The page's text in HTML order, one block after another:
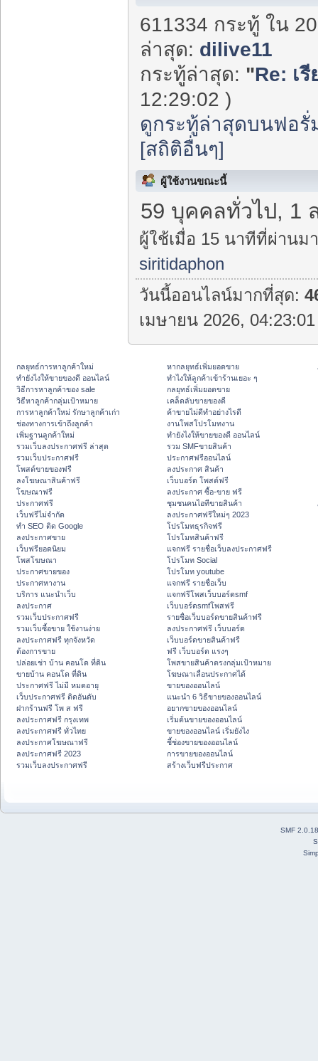
611334 กระทู้ ใน
ล่าสุด: dilive11
กระทู้ล่าสุด: "Re: เ
12:29:02 )
ดูกระทู้ล่าสุดบนฟอรั่
[สถิติอื่นๆ]
ผู้ใช้งานขณะนี้
59 บุคคลทั่วไป, 1
ผู้ใช้เมื่อ 15 นาทีที่ผ่านม
siritidaphon
วันนี้ออนไลน์มากที่สุด:
เมษายน 2026,
กลยุทธ์การหาลูกค้าใหม่
ทํายังไงให้ขายของดี ออนไลน์
วิธีการหาลูกค้าของ sale
วิธีหาลูกค้ากลุ่มเป้าหมาย
การหาลูกค้าใหม่ รักษาลูกค้าเก่า
ช่องทางการเข้าถึงลูกค้า
เพิ่มฐานลูกค้าใหม่
รวมเว็บลงประกาศฟรี ล่าสุด
รวมเว็บประกาศฟรี
โพสต์ขายของฟรี
ลงโฆษณาสินค้าฟรี
โฆษณาฟรี
ประกาศฟรี
เว็บฟรีไม่จำกัด
ทำ SEO ติด Google
ลงประกาศขาย
เว็บฟรียอดนิยม
โพสโฆษณา
ประกาศขายของ
ประกาศหางาน
บริการ แนะนำเว็บ
ลงประกาศ
รวมเว็บประกาศฟรี
รวมเว็บซื้อขาย ใช้งานง่าย
ลงประกาศฟรี ทุกจังหวัด
ต้องการขาย
ปล่อยเช่า บ้าน คอนโด ที่ดิน
ขายบ้าน คอนโด ที่ดิน
ประกาศฟรี ไม่มี หมดอายุ
เว็บประกาศฟรี ติดอันดับ
ฝากร้านฟรี โพ ส ฟรี
ลงประกาศฟรี กรุงเทพ
ลงประกาศฟรี ทั่วไทย
ลงประกาศโฆษณาฟรี
ลงประกาศฟรี 2023
รวมเว็บลงประกาศฟรี
หากลยุทธ์เพิ่มยอดขาย
ทําไงให้ลูกค้าเข้าร้านเยอะ ๆ
กลยุทธ์เพิ่มยอดขาย
เคล็ดลับขายของดี
ค้าขายไม่ดีทำอย่างไรดี
งานโพสโปรโมทงาน
ทํายังไงให้ขายของดี ออนไลน์
รวม SMFขายสินค้า
ประกาศฟรีออนไลน์
ลงประกาศ สินค้า
เว็บบอร์ด โพสต์ฟรี
ลงประกาศ ซื้อ-ขาย ฟรี
ชุมชนคนไอทีขายสินค้า
ลงประกาศฟรีใหม่ๆ 2023
โปรโมทธุรกิจฟรี
โปรโมทสินค้าฟรี
แจกฟรี รายชื่อเว็บลงประกาศฟรี
โปรโมท Social
โปรโมท youtube
แจกฟรี รายชื่อเว็บ
แจกฟรีโพสเว็บบอร์ดsmf
เว็บบอร์ดsmfโพสฟรี
รายชื่อเว็บบอร์ดขายสินค้าฟรี
ลงประกาศฟรี เว็บบอร์ด
เว็บบอร์ดขายสินค้าฟรี
ฟรี เว็บบอร์ด แรงๆ
โพสขายสินค้าตรงกลุ่มเป้าหมาย
โฆษณาเลื่อนประกาศได้
ขายของออนไลน์
แนะนำ 6 วิธีขายของออนไลน์
อยากขายของออนไลน์
เริ่มต้นขายของออนไลน์
ขายของออนไลน์ เริ่มยังไง
ชี้ช่องขายของออนไลน์
การขายของออนไลน์
สร้างเว็บฟรีประกาศ
SMF 2.0.18